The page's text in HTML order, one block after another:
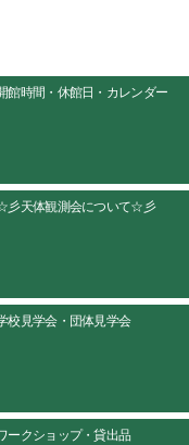
館時間・休館日・カレンダー
彡天体観測会について☆彡
校見学会・団体見学会
ークショップ・貸出品